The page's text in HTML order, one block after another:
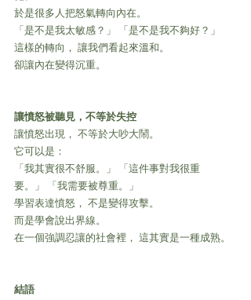
於是很多人把怒氣轉向內在。
「是不是我太敏感？」 「是不是我不夠好？」
這樣的轉向， 讓我們看起來溫和。
卻讓內在變得沉重。
讓憤怒被聽見，不等於失控
讓憤怒出現， 不等於大吵大鬧。
它可以是：
「我其實很不舒服。」 「這件事對我很重
要。」 「我需要被尊重。」
學習表達憤怒， 不是變得攻擊。
而是學會說出界線。
在一個強調忍讓的社會裡， 這其實是一種成熟。
結語